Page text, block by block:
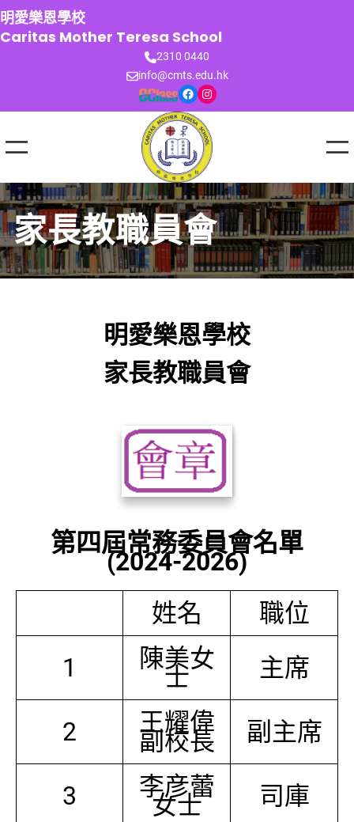
跳
至
主
明愛樂恩學校
Caritas Mother Teresa School
2310 0440
info@cmts.edu.hk
Facebook Instagram
家長教職員會
明愛樂恩學校
家長教職員會
第四屆常務委員會名單
(2024-2026)
姓名
職位
1
陳美女
士 主席
2 王耀偉
副校長 副主席
3 李彦蕾
女士 司庫